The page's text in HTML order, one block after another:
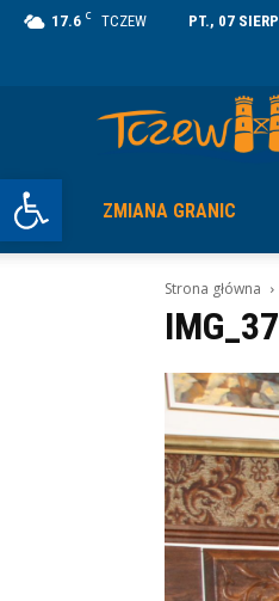
Otwórz pasek narzędzi
17.6 C TCZEW PT., 07
ZMIANA GRANIC
Strona główna